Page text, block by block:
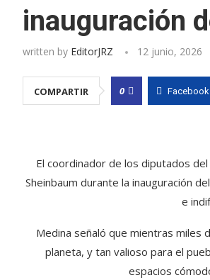
inauguración
written by EditorJRZ 12 junio, 2026
COMPARTIR 0 Facebook
El coordinador de los diputados
Sheinbaum durante la inauguración
e
Medina señaló que mientras
planeta, y tan valioso para el
espacios